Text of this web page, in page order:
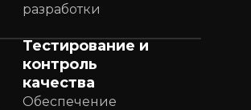
разработки
Тестирование и
контроль
качества
Обеспечение